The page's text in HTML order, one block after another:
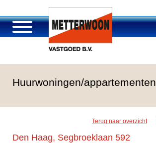
Portfolio
Huurwoningen/appartementen
Terug naar overzicht
Den Haag, Segbroeklaan 592